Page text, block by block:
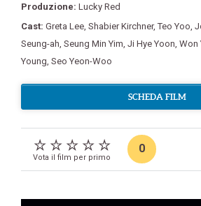
Produzione: Lucky Red
Cast: Greta Lee Shabier Kirchner,Teo Yoo
Seung-ah Seung Min Yim Ji Hye Yoon Won
Young Seo Yeon-Woo
SCHEDA FILM
Vota il film per primo
0